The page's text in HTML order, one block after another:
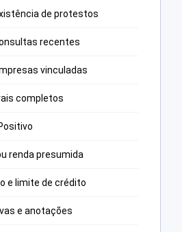
de protestos
recentes
vinculadas
completos
renda presumida
e limite de crédito
e anotações